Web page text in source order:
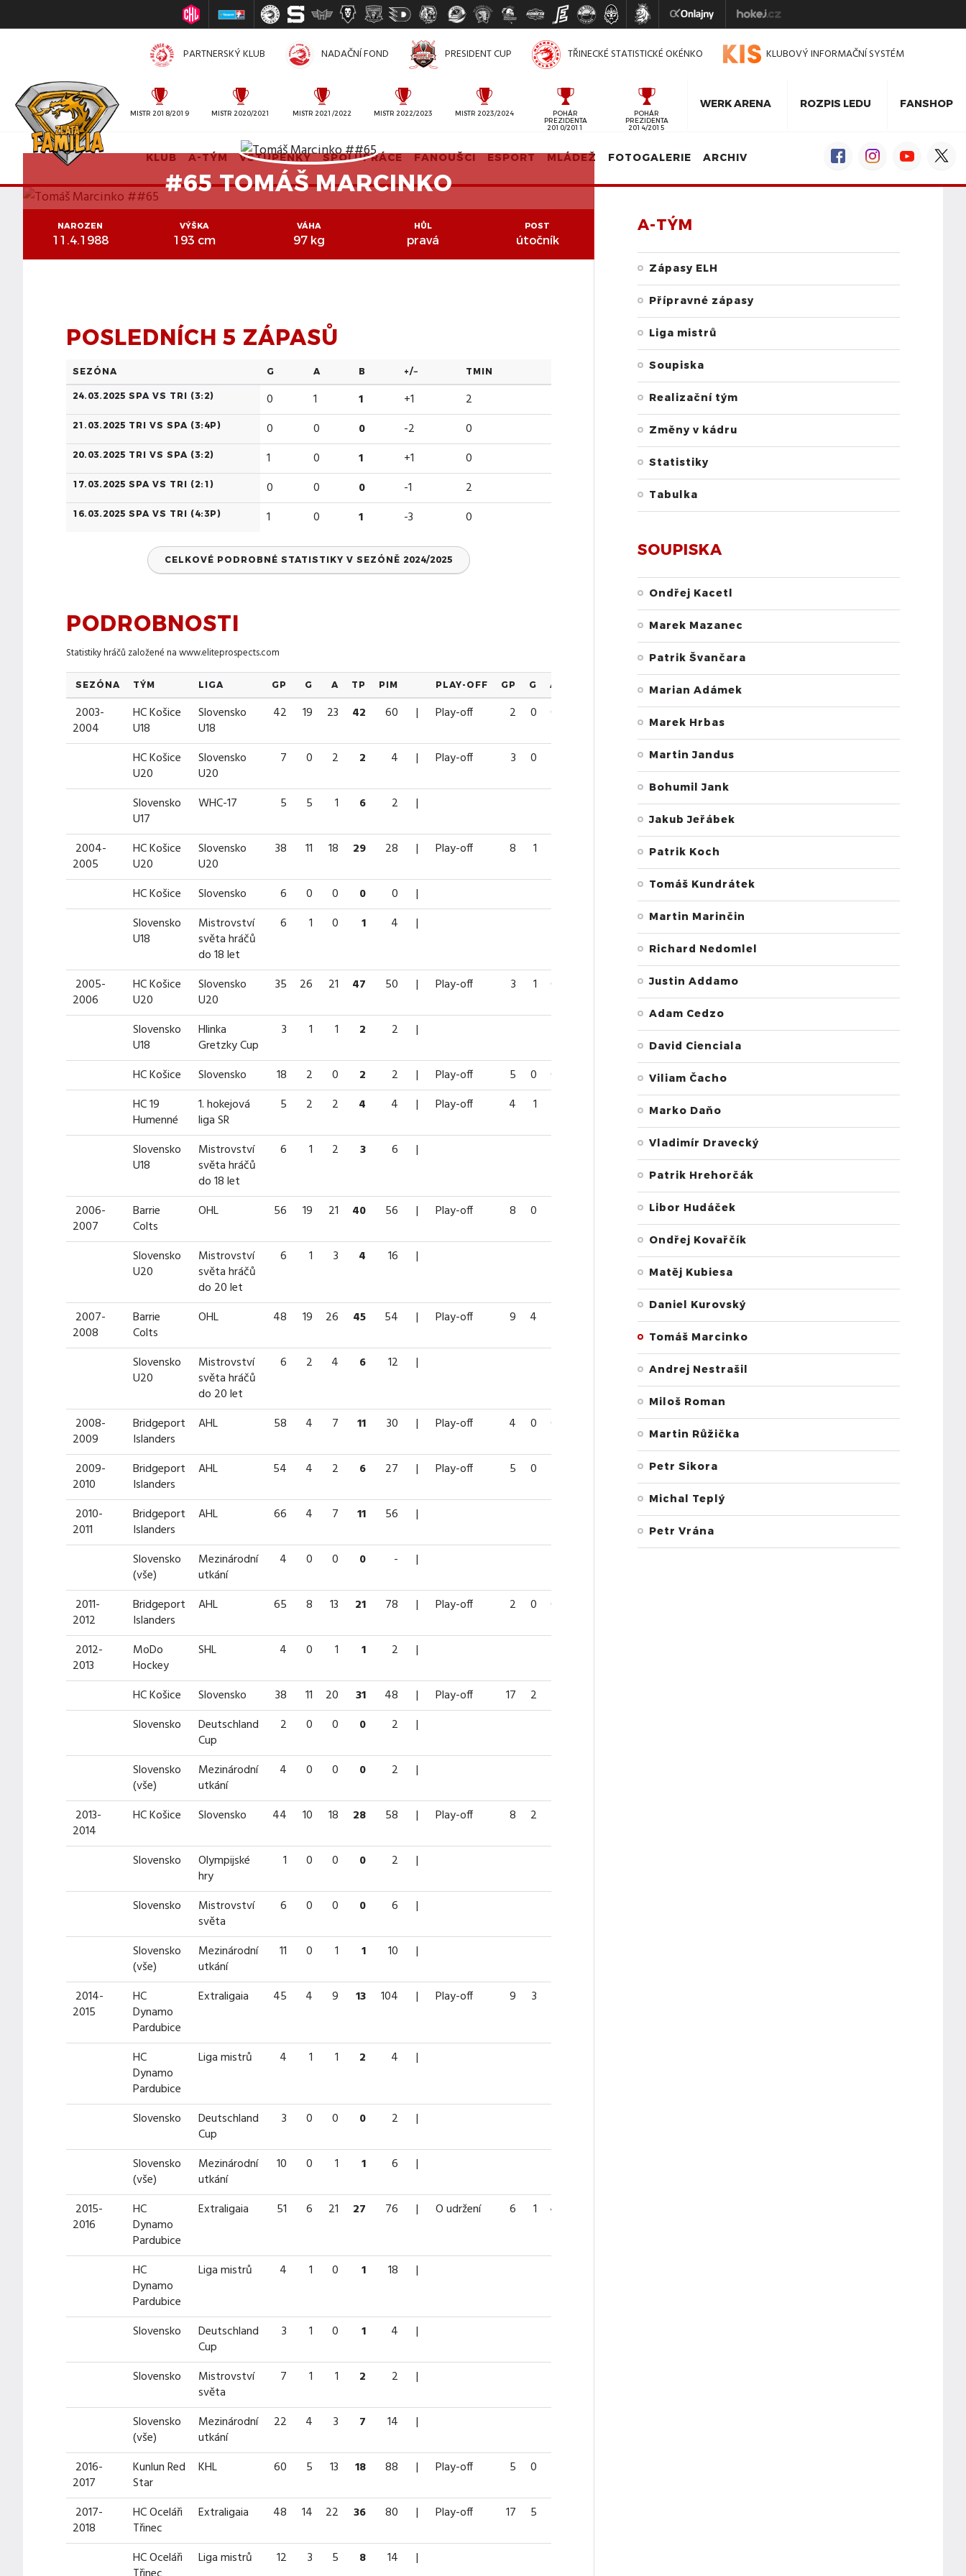
PARTNERSKÝ KLUB NADAČNÍ FOND PRESIDENT CUP TŘINECKÉ STATISTICKÉ OKÉNKO KLUBOVÝ INFORMAČNÍ SYSTÉM
MISTR 2010/2011 MISTR 2018/2019 MISTR 2020/2021 MISTR 2021/2022 MISTR 2022/2023 MISTR 2023/2024
POHÁR
PREZIDENTA
2010/2011
POHÁR
PREZIDENTA
2014/2015
WERK ARENA ROZPIS LEDU FANSHOP
KLUB A-TÝM VSTUPENKY SPOLUPRÁCE FANOUŠCI ESPORT MLÁDEŽ FOTOGALERIE ARCHIV
#65 TOMÁŠ MARCINKO
NAROZEN
11.4.1988
VÝŠKA
193 cm
VÁHA
97 kg
HŮL
pravá
POST
útočník
POSLEDNÍCH 5 ZÁPASŮ
SEZÓNA G A B +/− TMIN
24.03.2025 SPA VS TRI (3:2) 0 1 1 +1 2
21.03.2025 TRI VS SPA (3:4P) 0 0 0 -2 0
20.03.2025 TRI VS SPA (3:2) 1 0 1 +1 0
17.03.2025 SPA VS TRI (2:1) 0 0 0 -1 2
16.03.2025 SPA VS TRI (4:3P) 1 0 1 -3 0
CELKOVÉ PODROBNÉ STATISTIKY V SEZÓNĚ 2024/2025
PODROBNOSTI
Statistiky hráčů založené nawww.eliteprospects.com
SEZÓNA TÝM LIGA GP G A TP PIM PLAY-OFF GP G A
2003-
2004
HC Košice
U18
Slovensko
U18
42 19 23 42 60 | Play-off 2 0 0
HC Košice
U20
Slovensko
U20
7 0 2 2 4 | Play-off 3 0
Slovensko
U17
WHC-17 5 5 1 6 2 |
2004-
2005
HC Košice
U20
Slovensko
U20
38 11 18 29 28 | Play-off 8 1
HC Košice Slovensko 6 0 0 0 0
|
Slovensko
U18
Mistrovství
světa hráčů
do 18 let
6 1 0 1 4 |
2005-
2006
HC Košice
U20
Slovensko
U20
35 26 21 47 50 | Play-off 3 1 0
Slovensko
U18
Hlinka
Gretzky Cup
3 1 1 2 2 |
HC Košice Slovensko 18 2 0 2 2 | Play-off 5 0 0
HC 19
Humenné
1. hokejová
liga SR
5 2 2 4 4 | Play-off 4 1
Slovensko
U18
Mistrovství
světa hráčů
do 18 let
6 1 2 3 6 |
2006-
2007
Barrie
Colts
OHL 56 19 21 40 56 | Play-off 8 0
Slovensko
U20
Mistrovství
světa hráčů
do 20 let
6 1 3 4 16 |
2007-
2008
Barrie
Colts
OHL 48 19 26 45 54 | Play-off 9 4
Slovensko
U20
Mistrovství
světa hráčů
do 20 let
6 2 4 6 12 |
2008-
2009
Bridgeport
Islanders
AHL 58 4 7 11 30 | Play-off 4 0 0
2009-
2010
Bridgeport
Islanders
AHL 54 4 2 6 27 | Play-off 5 0
2010-
2011
Bridgeport
Islanders
AHL 66 4 7 11 56 |
Slovensko
(vše)
Mezinárodní
utkání
4 0 0 0 - |
2011-
2012
Bridgeport
Islanders
AHL 65 8 13 21 78 | Play-off 2 0 0
2012-
2013
MoDo
Hockey
SHL 4 0 1 1 2 |
HC Košice Slovensko 38 11 20 31 48 | Play-off 17 2
Slovensko
Deutschland
Cup
2 0 0 0 2 |
Slovensko
(vše)
Mezinárodní
utkání
4 0 0 0 2 |
2013-
2014
HC Košice Slovensko 44 10 18 28 58 | Play-off 8 2
Slovensko
Olympijské
hry
1 0 0 0 2 |
Slovensko
Mistrovství
světa
6 0 0 0 6 |
Slovensko
(vše)
Mezinárodní
utkání
11 0 1 1 10 |
2014-
2015
HC
Dynamo
Pardubice
Extraligaia 45 4 9 13 104 | Play-off 9 3
HC
Dynamo
Pardubice
Liga mistrů 4 1 1 2 4 |
Slovensko
Deutschland
Cup
3 0 0 0 2 |
Slovensko
(vše)
Mezinárodní
utkání
10 0 1 1 6 |
2015-
2016
HC
Dynamo
Pardubice
Extraligaia 51 6 21 27 76 | O udržení 6 1 4
HC
Dynamo
Pardubice
Liga mistrů 4 1 0 1 18 |
Slovensko
Deutschland
Cup
3 1 0 1 4 |
Slovensko
Mistrovství
světa
7 1 1 2 2 |
Slovensko
(vše)
Mezinárodní
utkání
22 4 3 7 14 |
2016-
2017
Kunlun Red
Star
KHL 60 5 13 18 88 | Play-off 5 0
2017-
2018
HC Oceláři
Třinec
Extraligaia 48 14 22 36 80 | Play-off 17 5
HC Oceláři
Liga mistrů 12 3 5 8 14 |
A-TÝM
Zápasy ELH
Přípravné zápasy
Liga mistrů
Soupiska
Realizační tým
Změny v kádru
Statistiky
Tabulka
SOUPISKA
Ondřej Kacetl
Marek Mazanec
Patrik Švančara
Marian Adámek
Marek Hrbas
Martin Jandus
Bohumil Jank
Jakub Jeřábek
Patrik Koch
Tomáš Kundrátek
Martin Marinčin
Richard Nedomlel
Justin Addamo
Adam Cedzo
David Cienciala
Viliam Čacho
Marko Daňo
Vladimír Dravecký
Patrik Hrehorčák
Libor Hudáček
Ondřej Kovařčík
Matěj Kubiesa
Daniel Kurovský
Tomáš Marcinko
Andrej Nestrašil
Miloš Roman
Martin Růžička
Petr Sikora
Michal Teplý
Petr Vrána